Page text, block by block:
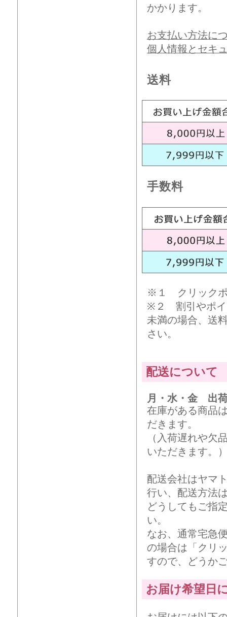
かかります。
お支払い方法に
個人情報とセキ
送料
手数料
※１ クリックポ
※２ 割引やポイ
未満の場合、送
さい。
配送について
月・水・金 出
在庫がある商品
だきます。
（入荷遅れや欠
いただきます。
配送会社はヤマ
行い、配送方法
どうしてもご指
い。
なお、通常宅急
の場合は「クリ
すので、どうか
お届け希望日